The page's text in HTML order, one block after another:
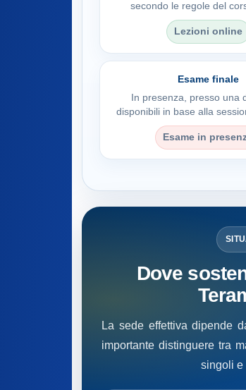
secondo le regole del
Lezioni online
Esame finale
In presenza, presso una
disponibili in base alla
Esame in
Dove
La sede effettiva dipende
importante distinguere tra
singoli e